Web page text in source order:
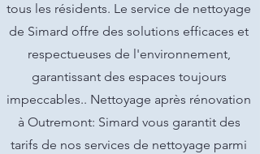
tous les résidents. Le service de nettoyage
de Simard offre des solutions efficaces et
respectueuses de l'environnement,
garantissant des espaces toujours
impeccables.. Nettoyage après rénovation
à Outremont: Simard vous garantit des
tarifs de nos services de nettoyage parmi